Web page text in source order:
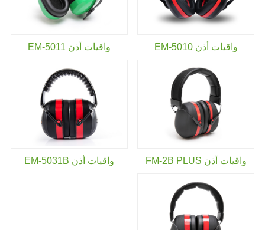
واقيات أذن EM-5010 واقيات أذن EM-5011
واقيات أذن FM-2B PLUS واقيات أذن EM-5031B